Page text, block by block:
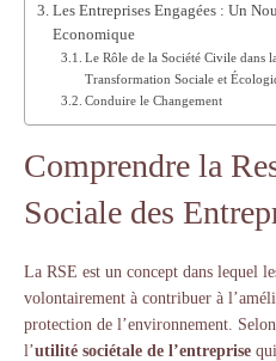
Les Entreprises Engagées : Un
Economique
Le Rôle de la Société Civile dans la
Transformation Sociale et
Conduire le Changement
Comprendre la
Sociale des
La RSE est un concept dans lequel
volontairement à contribuer à
protection de l’environnement.
l’utilité sociétale de l’entreprise